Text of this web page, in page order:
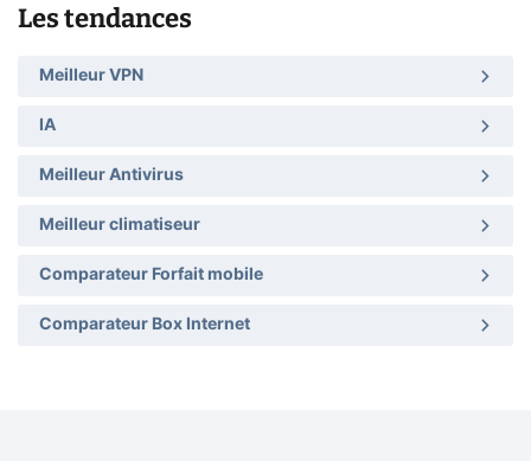
Les tendances
Meilleur VPN
IA
Meilleur Antivirus
Meilleur climatiseur
Comparateur Forfait mobile
Comparateur Box Internet